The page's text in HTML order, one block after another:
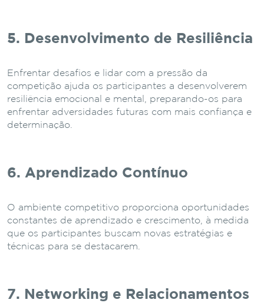
5. Desenvolvimento de Resiliência
Enfrentar desafios e lidar com a pressão da
competição ajuda os participantes a desenvolverem
resiliência emocional e mental, preparando-os para
enfrentar adversidades futuras com mais confiança e
determinação.
6. Aprendizado Contínuo
O ambiente competitivo proporciona oportunidades
constantes de aprendizado e crescimento, à medida
que os participantes buscam novas estratégias e
técnicas para se destacarem.
7. Networking e Relacionamentos